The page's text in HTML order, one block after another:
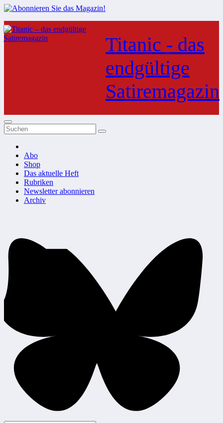
Zum
Inhalt
springen
Titanic - das
endgültige
Satiremagazin
Abo
Shop
Das aktuelle Heft
Rubriken
Newsletter abonnieren
Archiv